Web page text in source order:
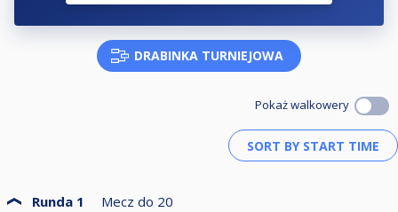
DRABINKA TURNIEJOWA
Pokaż walkowery
Runda 1 Mecz do 20